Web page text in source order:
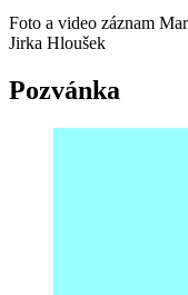
Foto a video záznam
Jirka Hloušek
Pozvánka